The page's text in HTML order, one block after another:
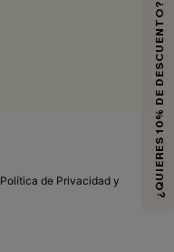
Política de Privacidad y
¿QUIERES 10% DE DESCUENTO?